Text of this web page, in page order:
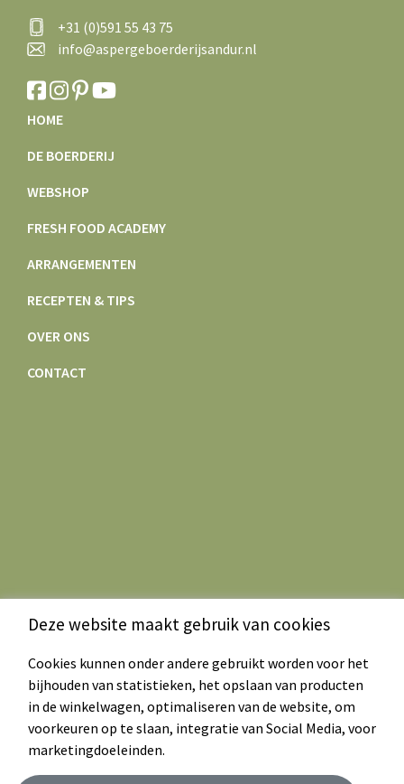
+31 (0)591 55 43 75
info@aspergeboerderijsandur.nl
HOME
DE BOERDERIJ
WEBSHOP
FRESH FOOD ACADEMY
ARRANGEMENTEN
RECEPTEN & TIPS
OVER ONS
CONTACT
Deze website maakt gebruik van cookies
Cookies kunnen onder andere gebruikt worden voor het
bijhouden van statistieken, het opslaan van producten
in de winkelwagen, optimaliseren van de website, om
voorkeuren op te slaan, integratie van Social Media, voor
marketingdoeleinden.